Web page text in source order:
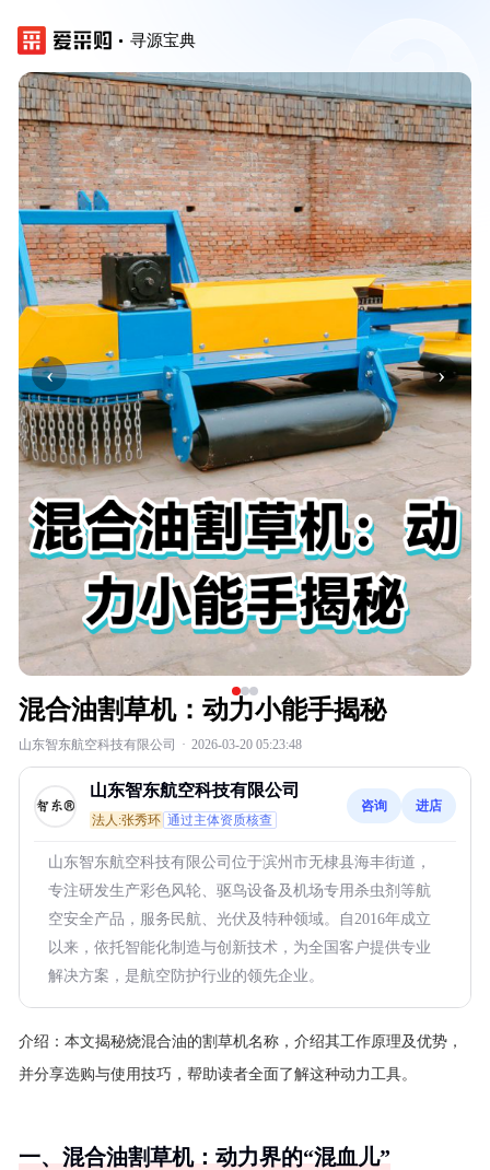
寻源宝典
‹ ›
混合油割草机：动力小能手揭秘
山东智东航空科技有限公司 · 2026-03-20 05:23:48
山东智东航空科技有限公司
法人:张秀环 通过主体资质核查
咨询 进店
山东智东航空科技有限公司位于滨州市无棣县海丰街道，
专注研发生产彩色风轮、驱鸟设备及机场专用杀虫剂等航
空安全产品，服务民航、光伏及特种领域。自2016年成立
以来，依托智能化制造与创新技术，为全国客户提供专业
解决方案，是航空防护行业的领先企业。
介绍： 本文揭秘烧混合油的割草机名称，介绍其工作原理及优势，
并分享选购与使用技巧，帮助读者全面了解这种动力工具。
一、混合油割草机：动力界的“混血儿”